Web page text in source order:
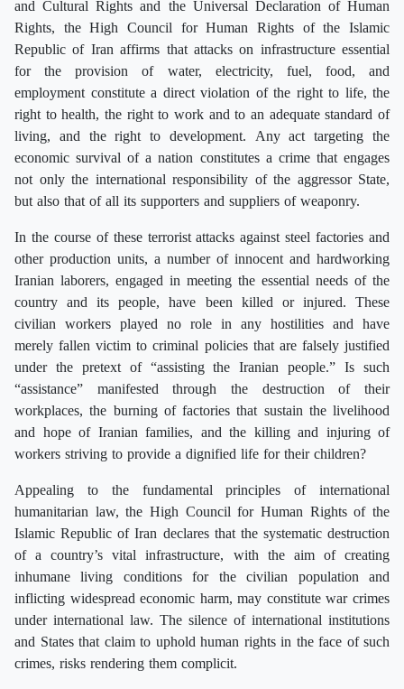
and Cultural Rights and the Universal Declaration of Human
Rights, the High Council for Human Rights of the Islamic
Republic of Iran affirms that attacks on infrastructure essential
for the provision of water, electricity, fuel, food, and
employment constitute a direct violation of the right to life, the
right to health, the right to work and to an adequate standard of
living, and the right to development. Any act targeting the
economic survival of a nation constitutes a crime that engages
not only the international responsibility of the aggressor State,
but also that of all its supporters and suppliers of weaponry.
In the course of these terrorist attacks against steel factories and
other production units, a number of innocent and hardworking
Iranian laborers, engaged in meeting the essential needs of the
country and its people, have been killed or injured. These
civilian workers played no role in any hostilities and have
merely fallen victim to criminal policies that are falsely justified
under the pretext of “assisting the Iranian people.” Is such
“assistance” manifested through the destruction of their
workplaces, the burning of factories that sustain the livelihood
and hope of Iranian families, and the killing and injuring of
workers striving to provide a dignified life for their children?
Appealing to the fundamental principles of international
humanitarian law, the High Council for Human Rights of the
Islamic Republic of Iran declares that the systematic destruction
of a country’s vital infrastructure, with the aim of creating
inhumane living conditions for the civilian population and
inflicting widespread economic harm, may constitute war crimes
under international law. The silence of international institutions
and States that claim to uphold human rights in the face of such
crimes, risks rendering them complicit.